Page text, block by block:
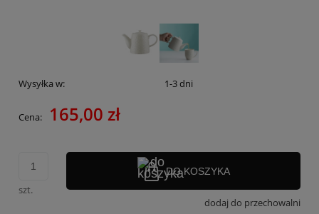
Wysyłka w: 1-3 dni
Cena: 165,00 zł
szt.
DO KOSZYKA
dodaj do przechowalni